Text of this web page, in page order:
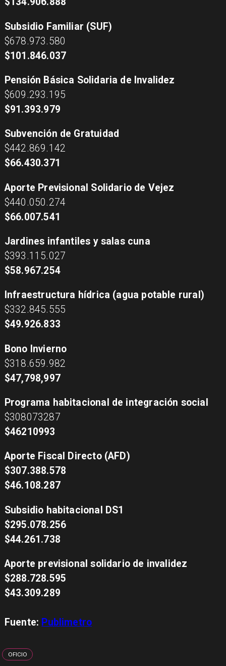
Subsidio Familiar (SUF)
$678.973.580
$101.846.037
Pensión Básica Solidaria de Invalidez
$609.293.195
$91.393.979
Subvención de Gratuidad
$442.869.142
$66.430.371
Aporte Previsional Solidario de Vejez
$440.050.274
$66.007.541
Jardines infantiles y salas cuna
$393.115.027
$58.967.254
Infraestructura hídrica (agua potable rural)
$332.845.555
$49.926.833
Bono Invierno
$318.659.982
$47,798,997
Programa habitacional de integración social
$308073287
$46210993
Aporte Fiscal Directo (AFD)
$307.388.578
$46.108.287
Subsidio habitacional DS1
$295.078.256
$44.261.738
Aporte previsional solidario de invalidez
$288.728.595
$43.309.289
Fuente: Publimetro
OFICIO